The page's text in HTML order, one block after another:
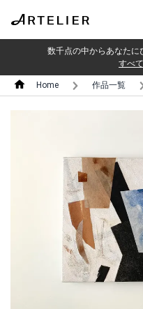
数千点の中からあなたに
すべ
Home 作品一覧